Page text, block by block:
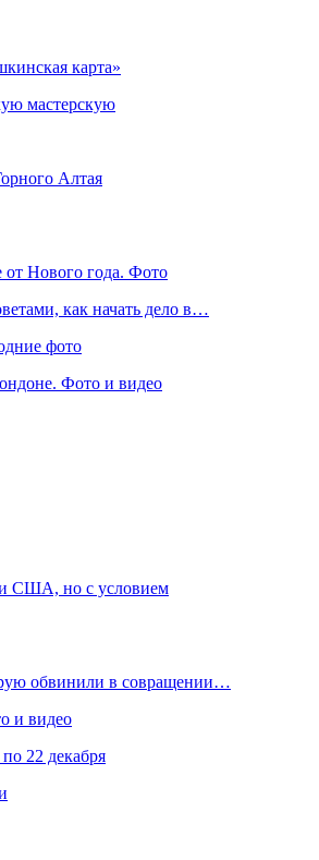
карта»
мастерскую
Алтая
от Нового года. Фото
как начать дело в…
фото
Фото и видео
и США, но с условием
обвинили в совращении…
и видео
22 декабря